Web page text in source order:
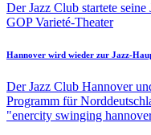
Der Jazz Club startete
GOP Varieté-Theater
Hannover wird wieder zur Jazz-
Der Jazz Club Hannover
Programm für
"enercity swinging